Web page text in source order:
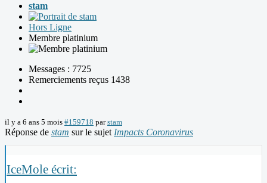
stam
Hors Ligne
Membre platinium
Messages : 7725
Remerciements reçus 1438
il y a 6 ans 5 mois #159718 parstam
Réponse de stam sur le sujet Impacts Coronavirus
IceMole écrit: